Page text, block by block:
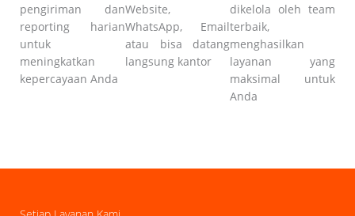
pengiriman dan
reporting harian
untuk
meningkatkan
kepercayaan Anda
Website,
WhatsApp, Email
atau bisa datang
langsung kantor
dikelola oleh team
terbaik,
menghasilkan
layanan yang
maksimal untuk
Anda